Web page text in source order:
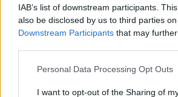
IAB’s list of downstream participants.
also be disclosed by us to third parties
Downstream Participants that may
Please note that this website/app uses
not limited to your visit or usage
Personal Data Processing Opt Outs
I want to opt-out of the Sharing of
PÅMELDING FINNER DU HER
Mer informasjon finner du på